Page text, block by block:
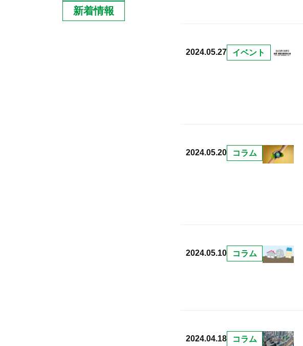
新着情報
2024.05.27 イベント
2024.05.20 コラム
2024.05.10 コラム
2024.04.18 コラム